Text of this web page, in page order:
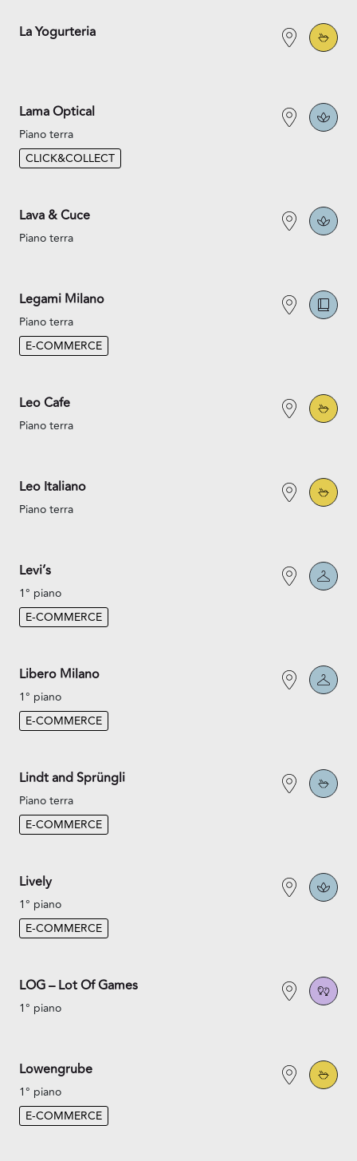
La Yogurteria
Lama Optical
Piano terra
CLICK&COLLECT
Lava & Cuce
Piano terra
Legami Milano
Piano terra
E-COMMERCE
Leo Cafe
Piano terra
Leo Italiano
Piano terra
Levi’s
1° piano
E-COMMERCE
Libero Milano
1° piano
E-COMMERCE
Lindt and Sprüngli
Piano terra
E-COMMERCE
Lively
1° piano
E-COMMERCE
LOG – Lot Of Games
1° piano
Lowengrube
1° piano
E-COMMERCE